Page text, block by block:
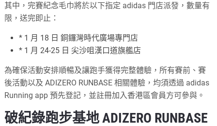
其中，完賽紀念毛巾將於以下指定 adidas 門店派發，數量有
限，送完即止：
* 1 月 18 日 銅鑼灣時代廣場專門店
* 1 月 24-25 日 尖沙咀漢口道旗艦店
為確保活動安排順暢及讓跑手獲得完整體驗，所有賽前、賽
後活動以及 ADIZERO RUNBASE 相關體驗，均須透過 adidas
Running app 預先登記，並註冊加入香港區會員方可參與。
破紀錄跑步基地 ADIZERO RUNBASE